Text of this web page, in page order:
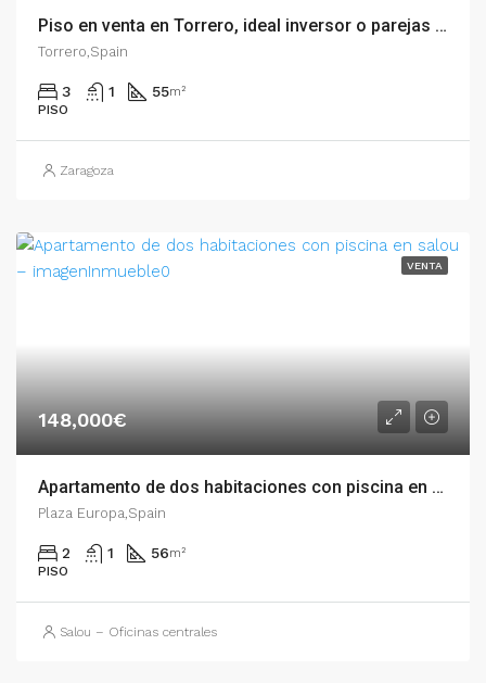
Piso en venta en Torrero, ideal inversor o parejas – 54882
Torrero,Spain
3 1 55m²
PISO
Zaragoza
VENTA
148,000€
Apartamento de dos habitaciones con piscina en Salou – 003.03368
Plaza Europa,Spain
2 1 56m²
PISO
Salou – Oficinas centrales